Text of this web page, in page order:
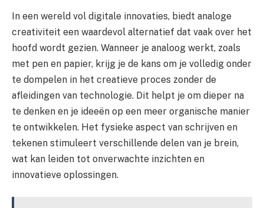
In een wereld vol digitale innovaties, biedt analoge
creativiteit een waardevol alternatief dat vaak over het
hoofd wordt gezien. Wanneer je analoog werkt, zoals
met pen en papier, krijg je de kans om je volledig onder
te dompelen in het creatieve proces zonder de
afleidingen van technologie. Dit helpt je om dieper na
te denken en je ideeën op een meer organische manier
te ontwikkelen. Het fysieke aspect van schrijven en
tekenen stimuleert verschillende delen van je brein,
wat kan leiden tot onverwachte inzichten en
innovatieve oplossingen.